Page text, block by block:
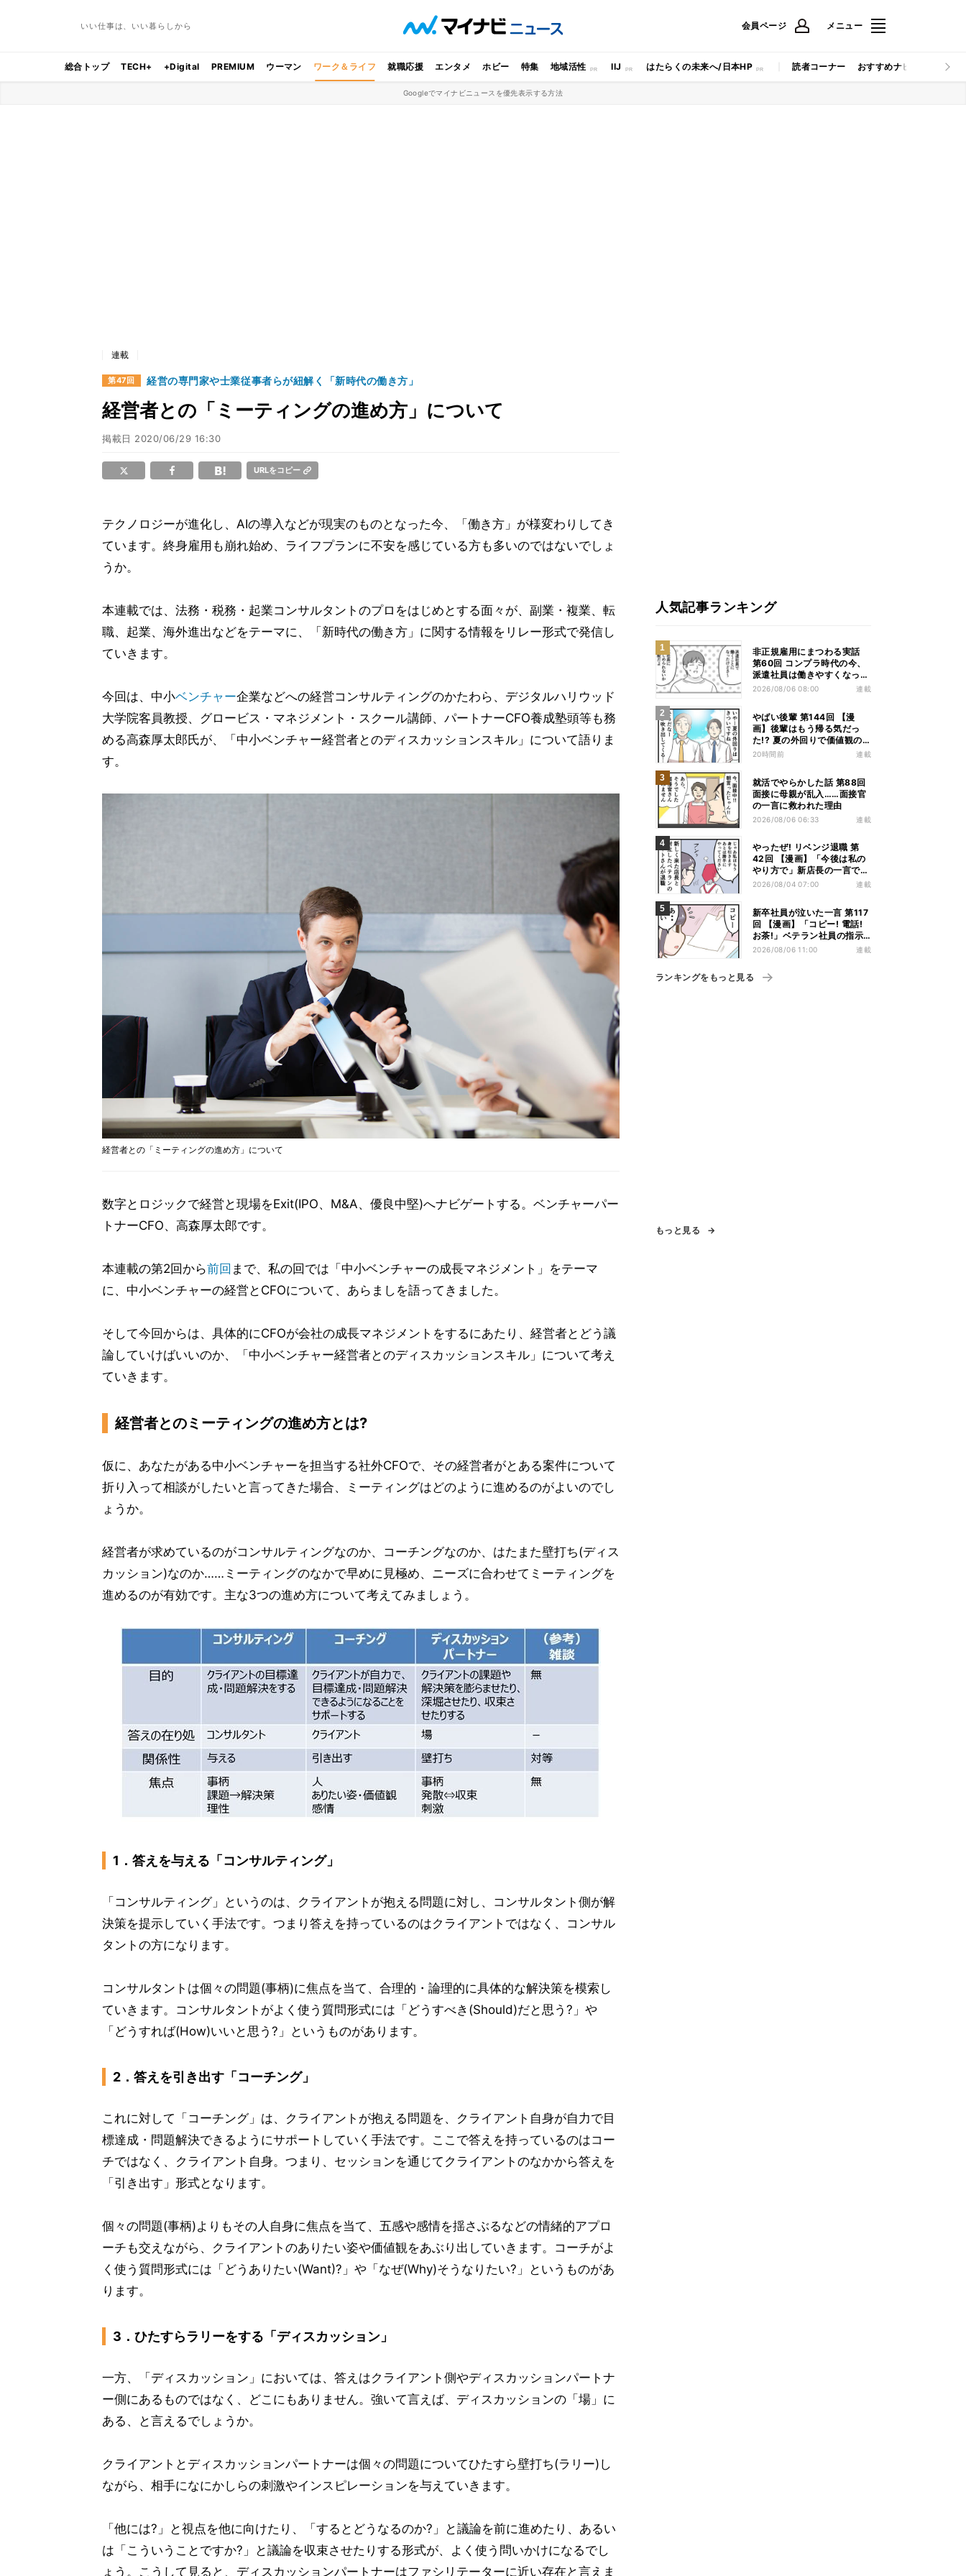
いい仕事は、いい暮らしから 会員ページ メニュー
総合トップ TECH+ +Digital PREMIUM ウーマン ワーク＆ライフ 就職応援 エンタメ ホビー 特集 地域活性 IIJ はたらくの未来へ/日本HP 読者コーナー おすすめナビ マイナビ
Googleでマイナビニュースを優先表示する方法
連載
第47回 経営の専門家や士業従事者らが紐解く「新時代の働き方」
経営者との「ミーティングの進め方」について
掲載日 2020/06/29 16:30
URLをコピー
テクノロジーが進化し、AIの導入などが現実のものとなった今、「働き方」が様変わりしてき
ています。終身雇用も崩れ始め、ライフプランに不安を感じている方も多いのではないでしょ
うか。
本連載では、法務・税務・起業コンサルタントのプロをはじめとする面々が、副業・複業、転
職、起業、海外進出などをテーマに、「新時代の働き方」に関する情報をリレー形式で発信し
ていきます。
今回は、中小ベンチャー企業などへの経営コンサルティングのかたわら、デジタルハリウッド
大学院客員教授、グロービス・マネジメント・スクール講師、パートナーCFO養成塾頭等も務
める高森厚太郎氏が、「中小ベンチャー経営者とのディスカッションスキル」について語りま
す。
経営者との「ミーティングの進め方」について
数字とロジックで経営と現場をExit(IPO、M&A、優良中堅)へナビゲートする。ベンチャーパー
トナーCFO、高森厚太郎です。
本連載の第2回から前回 まで、私の回では「中小ベンチャーの成長マネジメント」をテーマ
に、中小ベンチャーの経営とCFOについて、あらましを語ってきました。
そして今回からは、具体的にCFOが会社の成長マネジメントをするにあたり、経営者とどう議
論していけばいいのか、「中小ベンチャー経営者とのディスカッションスキル」について考え
ていきます。
経営者とのミーティングの進め方とは?
仮に、あなたがある中小ベンチャーを担当する社外CFOで、その経営者がとある案件について
折り入って相談がしたいと言ってきた場合、ミーティングはどのように進めるのがよいのでし
ょうか。
経営者が求めているのがコンサルティングなのか、コーチングなのか、はたまた壁打ち(ディス
カッション)なのか……ミーティングのなかで早めに見極め、ニーズに合わせてミーティングを
進めるのが有効です。主な3つの進め方について考えてみましょう。
1．答えを与える「コンサルティング」
「コンサルティング」というのは、クライアントが抱える問題に対し、コンサルタント側が解
決策を提示していく手法です。つまり答えを持っているのはクライアントではなく、コンサル
タントの方になります。
コンサルタントは個々の問題(事柄)に焦点を当て、合理的・論理的に具体的な解決策を模索し
ていきます。コンサルタントがよく使う質問形式には「どうすべき(Should)だと思う?」や
「どうすれば(How)いいと思う?」というものがあります。
2．答えを引き出す「コーチング」
これに対して「コーチング」は、クライアントが抱える問題を、クライアント自身が自力で目
標達成・問題解決できるようにサポートしていく手法です。ここで答えを持っているのはコー
チではなく、クライアント自身。つまり、セッションを通じてクライアントのなかから答えを
「引き出す」形式となります。
個々の問題(事柄)よりもその人自身に焦点を当て、五感や感情を揺さぶるなどの情緒的アプロ
ーチも交えながら、クライアントのありたい姿や価値観をあぶり出していきます。コーチがよ
く使う質問形式には「どうありたい(Want)?」や「なぜ(Why)そうなりたい?」というものがあ
ります。
3．ひたすらラリーをする「ディスカッション」
一方、「ディスカッション」においては、答えはクライアント側やディスカッションパートナ
ー側にあるものではなく、どこにもありません。強いて言えば、ディスカッションの「場」に
ある、と言えるでしょうか。
クライアントとディスカッションパートナーは個々の問題についてひたすら壁打ち(ラリー)し
ながら、相手になにかしらの刺激やインスピレーションを与えていきます。
「他には?」と視点を他に向けたり、「するとどうなるのか?」と議論を前に進めたり、あるい
は「こういうことですか?」と議論を収束させたりする形式が、よく使う問いかけになるでし
ょう。こうして見ると、ディスカッションパートナーはファシリテーターに近い存在と言えま
人気記事ランキング
非正規雇用にまつわる実話
第60回 コンプラ時代の今、
派遣社員は働きやすくなっ
た?
2026/08/06 08:00 連載
やばい後輩 第144回 【漫
画】後輩はもう帰る気だっ
た!? 夏の外回りで価値観の
違いを実感
20時間前 連載
就活でやらかした話 第88回
面接に母親が乱入……面接官
の一言に救われた理由
2026/08/06 06:33 連載
やったぜ! リベンジ退職 第
42回 【漫画】「今後は私の
やり方で」新店長の一言でベ
テラン退職→崩壊した現場
2026/08/04 07:00 連載
新卒社員が泣いた一言 第117
回 【漫画】「コピー! 電話!
お茶!」ベテラン社員の指示
が“単語だけ”だった
2026/08/06 11:00 連載
ランキングをもっと見る
もっと見る